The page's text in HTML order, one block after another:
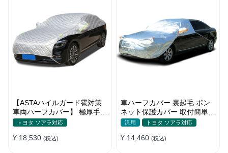
【ASTAハイルガード雹対策
車両ハーフカバー】 極厚手
防雹 雹害 凍結防止 防雪防風
ー
トヨタ ソアラ対応
¥ 18,530 (税込)
車ハーフカバー 裏起毛 ボン
ネット保護カバー 取付簡単
防水 軽/普自動車 軽量 塗装保
汎用 トヨタ ソアラ対応
¥ 14,460 (税込)